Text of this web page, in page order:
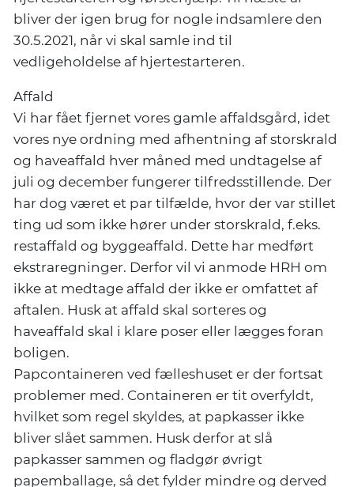
bliver der igen brug for nogle indsamlere den
30.5.2021, når vi skal samle ind til
vedligeholdelse af hjertestarteren.
Affald
Vi har fået fjernet vores gamle affaldsgård, idet
vores nye ordning med afhentning af storskrald
og haveaffald hver måned med undtagelse af
juli og december fungerer tilfredsstillende. Der
har dog været et par tilfælde, hvor der var stillet
ting ud som ikke hører under storskrald, f.eks.
restaffald og byggeaffald. Dette har medført
ekstraregninger. Derfor vil vi anmode HRH om
ikke at medtage affald der ikke er omfattet af
aftalen. Husk at affald skal sorteres og
haveaffald skal i klare poser eller lægges foran
boligen.
Papcontaineren ved fælleshuset er der fortsat
problemer med. Containeren er tit overfyldt,
hvilket som regel skyldes, at papkasser ikke
bliver slået sammen. Husk derfor at slå
papkasser sammen og fladgør øvrigt
papemballage, så det fylder mindre og derved